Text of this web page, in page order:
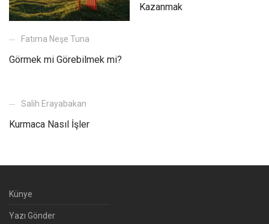
Fatıma Neşe Tuna
Görmek mi Görebilmek mi?
Kazanmak
Salih Erayabakan
Kurmaca Nasıl İşler
Künye
Yazı Gönder